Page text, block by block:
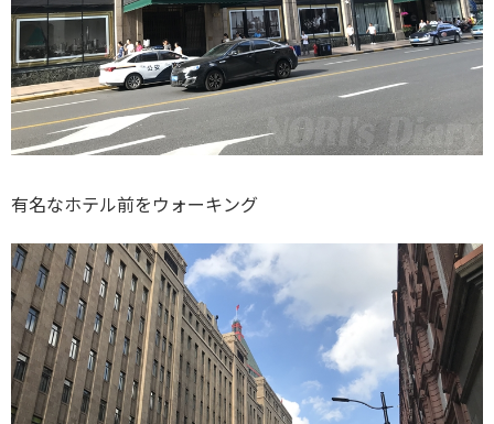
有名なホテル前をウォーキング